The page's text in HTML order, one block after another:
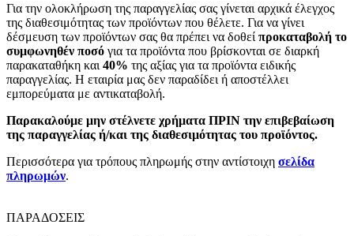
Για την ολοκλήρωση της παραγγελίας σας γίνεται αρχικά έλεγχος
της διαθεσιμότητας των προϊόντων που θέλετε. Για να γίνει
δέσμευση των προϊόντων σας θα πρέπει να δοθεί προκαταβολή το
συμφωνηθέν ποσό για τα προϊόντα που βρίσκονται σε διαρκή
παρακαταθήκη και 40% της αξίας για τα προϊόντα ειδικής
παραγγελίας. Η εταιρία μας δεν παραδίδει ή αποστέλλει
εμπορεύματα με αντικαταβολή.
Παρακαλούμε μην στέλνετε χρήματα ΠΡΙΝ την επιβεβαίωση
της παραγγελίας ή/και της διαθεσιμότητας του προϊόντος.
Περισσότερα για τρόπους πληρωμής στην αντίστοιχη σελίδα
πληρωμών.
ΠΑΡΑΔΟΣΕΙΣ